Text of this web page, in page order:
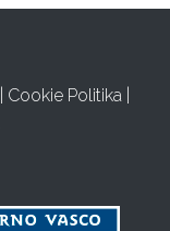
Cookie Politika